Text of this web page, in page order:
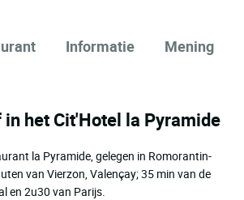
Informatie Mening
het Cit'Hotel la Pyramide
la Pyramide, gelegen in Romorantin-
van Vierzon, Valençay; 35 min van de
en 2u30 van Parijs.